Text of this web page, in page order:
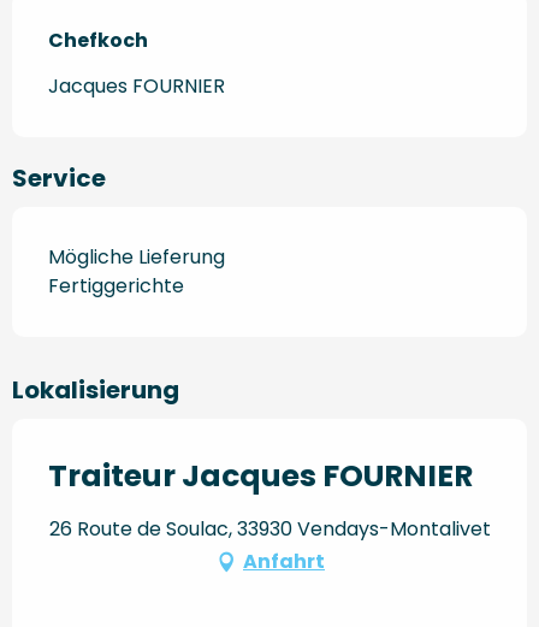
Chefkoch
Chefkoch
Jacques FOURNIER
Service
Mögliche Lieferung
Fertiggerichte
Lokalisierung
Traiteur Jacques FOURNIER
26 Route de Soulac, 33930 Vendays-Montalivet
Anfahrt